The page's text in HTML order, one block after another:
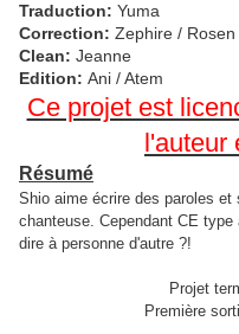
Traduction: Yuma
Correction: Zephire /
Clean: Jeanne
Edition: Ani / Atem
Ce projet est
l'auteur
Résumé
Shio aime écrire des paroles
chanteuse. Cependant CE
dire à personne d'autre ?!
Projet
Première